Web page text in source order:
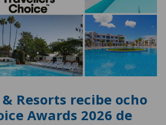
Resorts recibe ocho
Awards 2026 de